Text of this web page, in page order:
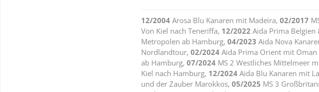
12/2004 Arosa Blu Kanaren mit Madeira, 02/2017
Von Kiel nach Teneriffa, 12/2022 Aida Prima Belgien
Metropolen ab Hamburg, 04/2023 Aida Nova
Nordlandtour, 02/2024 Aida Prima Orient mit Oman
ab Hamburg, 07/2024 MS 2 Westliches Mittelmeer
Kiel nach Hamburg, 12/2024 Aida Blu Kanaren mit
und der Zauber Marokkos, 05/2025 MS 3